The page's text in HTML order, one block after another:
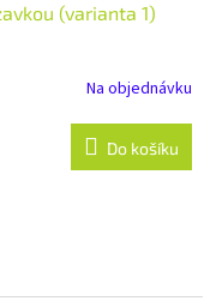
(varianta 1)
Na objednávku
Do košíku